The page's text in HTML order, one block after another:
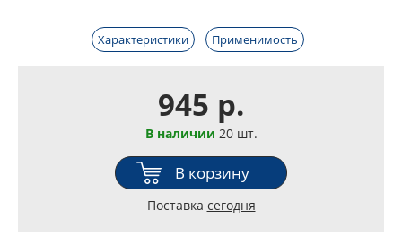
Характеристики Применимость
945 р.
В наличии 20 шт.
В корзину
Поставка сегодня